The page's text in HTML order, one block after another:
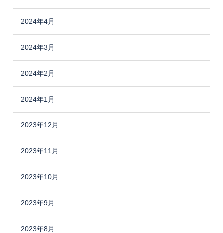
2024年4月
2024年3月
2024年2月
2024年1月
2023年12月
2023年11月
2023年10月
2023年9月
2023年8月